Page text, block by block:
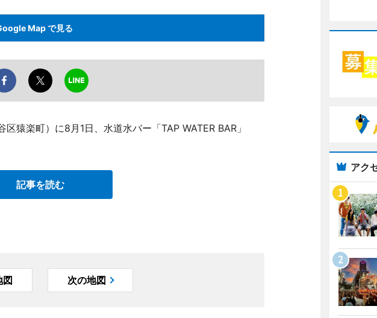
Map で見る
猿楽町）に8月1日、水道水バー「TAP WATER BAR」
記事を読む
図 次の地図
アク